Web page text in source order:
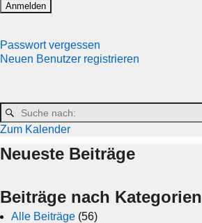
Passwort vergessen
Neuen Benutzer registrieren
Zum Kalender
Neueste Beiträge
Beiträge nach Kategorien
Alle Beiträge (56)